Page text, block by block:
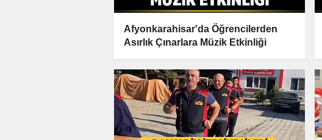
Afyonkarahisar'da Öğrencilerden
Asırlık Çınarlara Müzik Etkinliği